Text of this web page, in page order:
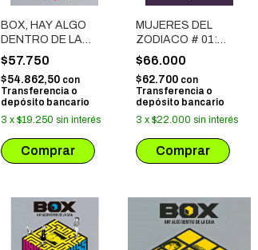
BOX, HAY ALGO
DENTRO DE LA
CAJA # 03
$57.750
$54.862,50 con
Transferencia o
depósito bancario
3 x $19.250 sin interés
MUJERES DEL
ZODIACO # 01:
REQUIEM PARA
TRES LIRIOS
$66.000
$62.700 con
Transferencia o
depósito bancario
3 x $22.000 sin interés